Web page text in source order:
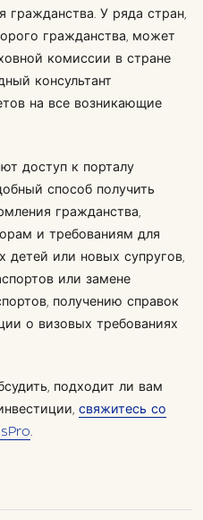
гражданства. У ряда стран,
гражданства, может
комиссии в стране
консультант
на все возникающие
доступ к порталу
способ получить
гражданства,
и требованиям для
детей или новых супругов,
или замене
получению справок
о визовых требованиях
подходит ли вам
свяжитесь со